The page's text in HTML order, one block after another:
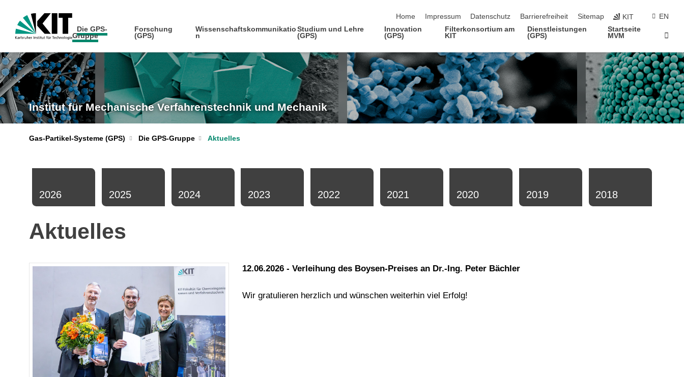
Home
Impressum Datenschutz Barrierefreiheit Sitemap KIT
EN
Die GPS-
Gruppe
Forschung
(GPS)
Wissenschaftskommunikatio
n
Studium und Lehre
(GPS)
Innovation
(GPS)
Filterkonsortium am
KIT
Dienstleistungen
(GPS)
Startseite
MVM
Institut für Mechanische Verfahrenstechnik und Mechanik
Gas-Partikel-Systeme (GPS) Die GPS-Gruppe Aktuelles
2026 2025 2024 2023 2022 2021 2020 2019 2018
Aktuelles
12.06.2026 - Verleihung des Boysen-Preises an Dr.-Ing. Peter Bächler
Wir gratulieren herzlich und wünschen weiterhin viel Erfolg!